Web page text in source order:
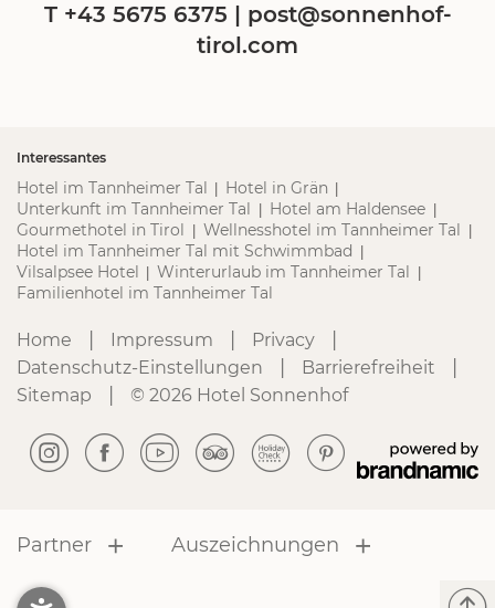
T +43 5675 6375 | post@sonnenhof-
tirol.com
Interessantes
Hotel im Tannheimer Tal Hotel in Grän
Unterkunft im Tannheimer Tal Hotel am Haldensee
Gourmethotel in Tirol Wellnesshotel im Tannheimer Tal
Hotel im Tannheimer Tal mit Schwimmbad
Vilsalpsee Hotel Winterurlaub im Tannheimer Tal
Familienhotel im Tannheimer Tal
Home Impressum Privacy
Datenschutz-Einstellungen Barrierefreiheit
Sitemap © 2026 Hotel Sonnenhof
Partner Auszeichnungen